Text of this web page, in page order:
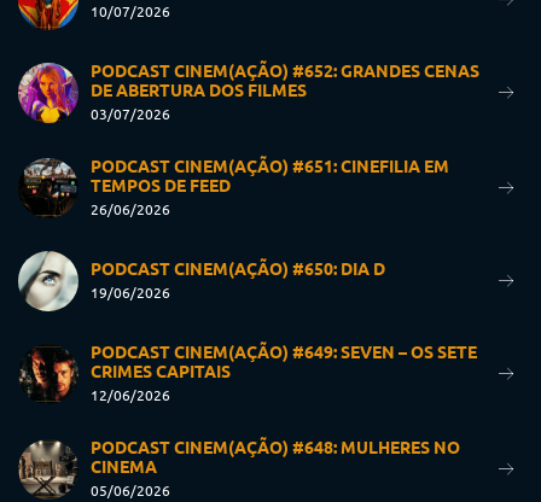
10/07/2026
PODCAST CINEM(AÇÃO) #652: GRANDES CENAS
DE ABERTURA DOS FILMES
03/07/2026
PODCAST CINEM(AÇÃO) #651: CINEFILIA EM
TEMPOS DE FEED
26/06/2026
PODCAST CINEM(AÇÃO) #650: DIA D
19/06/2026
PODCAST CINEM(AÇÃO) #649: SEVEN – OS SETE
CRIMES CAPITAIS
12/06/2026
PODCAST CINEM(AÇÃO) #648: MULHERES NO
CINEMA
05/06/2026